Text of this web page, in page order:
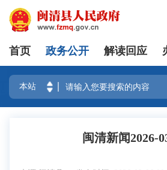
首页 政务公开 解读回应
闽清新闻2026-